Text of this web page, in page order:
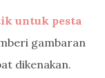
untuk pesta
gambaran
dikenakan.